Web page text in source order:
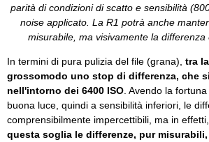
parità di condizioni di scatto e sensibilità
noise applicato. La R1 potrà anche
misurabile, ma visivamente la differenza
In termini di pura pulizia del file (grana), tra
grossomodo uno stop di differenza, che
nell'intorno dei 6400 ISO. Avendo la
buona luce, quindi a sensibilità inferiori, le
comprensibilmente impercettibili, ma in
questa soglia le differenze, pur